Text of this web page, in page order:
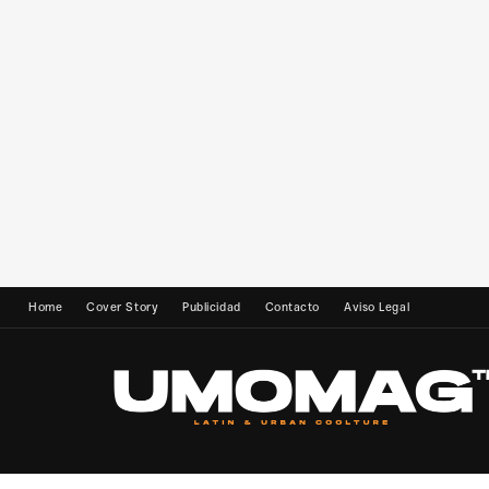
Home Cover Story Publicidad Contacto Aviso Legal